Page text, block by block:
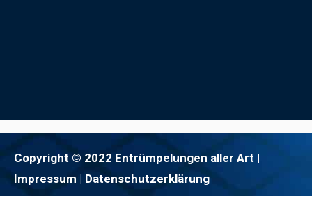
Copyright © 2022 Entrümpelungen aller Art |
Impressum | Datenschutzerklärung